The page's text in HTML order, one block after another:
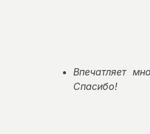
Впечатляет
Спасибо!